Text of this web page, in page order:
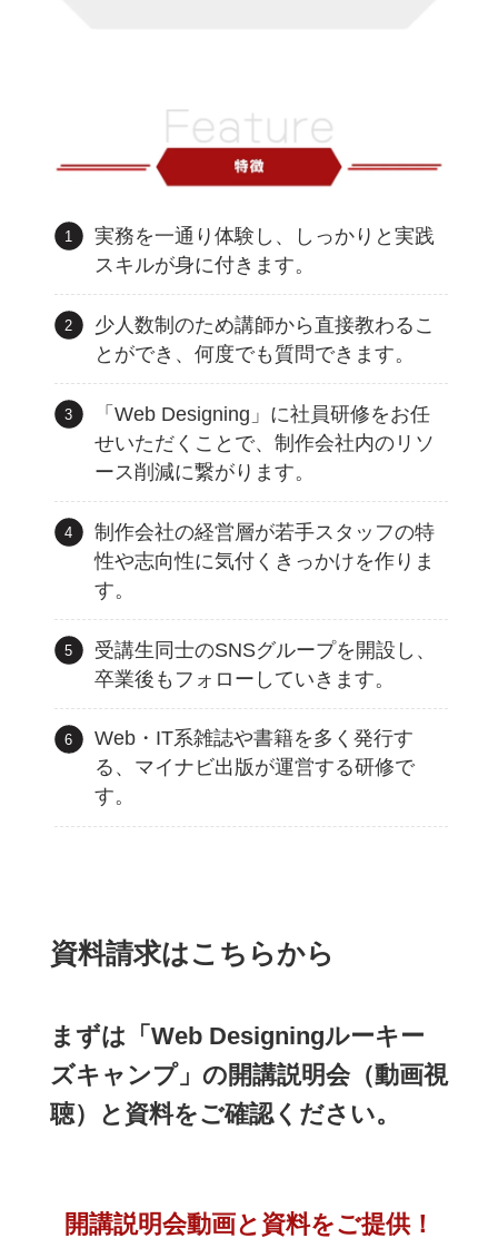
実務を一通り体験し、しっかりと実践
スキルが身に付きます。
少人数制のため講師から直接教わるこ
とができ、何度でも質問できます。
「Web Designing」に社員研修をお任
せいただくことで、制作会社内のリソ
ース削減に繋がります。
制作会社の経営層が若手スタッフの特
性や志向性に気付くきっかけを作りま
す。
受講生同士のSNSグループを開設し、
卒業後もフォローしていきます。
Web・IT系雑誌や書籍を多く発行す
る、マイナビ出版が運営する研修で
す。
資料請求はこちらから
まずは「Web Designingルーキー
ズキャンプ」の開講説明会（動画視
聴）と資料をご確認ください。
開講説明会動画と 資料をご提供！